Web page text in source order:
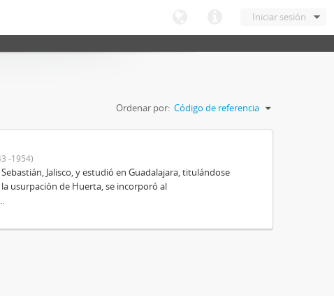
Iniciar sesión
Ordenar por: Código de referencia
-1954)
Jalisco, y estudió en Guadalajara, titulándose
usurpación de Huerta, se incorporó al